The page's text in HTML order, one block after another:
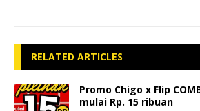
RELATED ARTICLES
Promo Chigo x Flip
mulai Rp. 15 ribuan